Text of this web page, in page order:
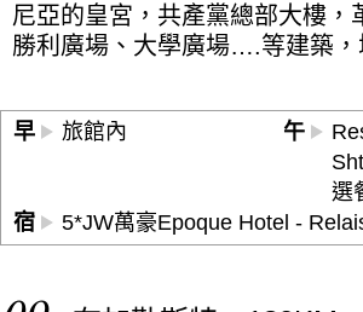
尼亞的皇宮，共產黨總部大樓
勝利廣場、大學廣場….等建築
早 旅館內 午
選
宿
5*JW萬豪Epoque Hotel -